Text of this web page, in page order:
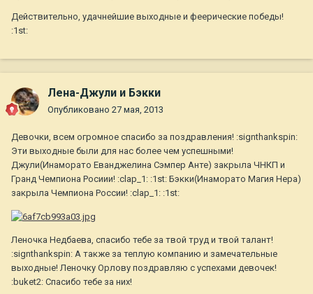
Действительно, удачнейшие выходные и феерические победы!
:1st:
Лена-Джули и Бэкки
Опубликовано 27 мая, 2013
Девочки, всем огромное спасибо за поздравления! :signthankspin:
Эти выходные были для нас более чем успешными!
Джули(Инаморато Еванджелина Сэмпер Анте) закрыла ЧНКП и
Гранд Чемпиона Росиии! :clap_1: :1st: Бэкки(Инаморато Магия Нера)
закрыла Чемпиона России! :clap_1: :1st:
Леночка Недбаева, спасибо тебе за твой труд и твой талант!
:signthankspin: А также за теплую компанию и замечательные
выходные! Леночку Орлову поздравляю с успехами девочек!
:buket2: Спасибо тебе за них!